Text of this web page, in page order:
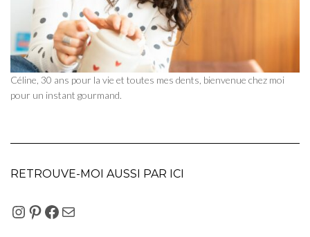
Céline, 30 ans pour la vie et toutes mes dents, bienvenue chez moi
pour un instant gourmand.
RETROUVE-MOI AUSSI PAR ICI
INSTAGRAM
PINTEREST
FACEBOOK
E-MAIL